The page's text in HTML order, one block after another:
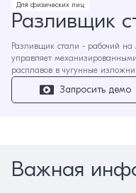
Для физических лиц
Разливщик
Разливщик стали - рабочий на
управляет
расплавов в чугунные
Запросить демо
Важная